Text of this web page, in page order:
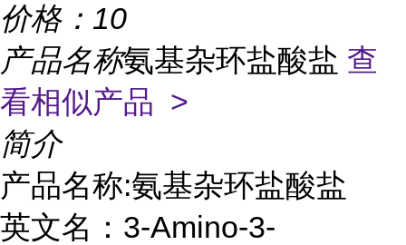
价格： 10
产品名称氨基杂环盐酸盐 查
看相似产品 >
简介
产品名称:氨基杂环盐酸盐
英文名：3-Amino-3-